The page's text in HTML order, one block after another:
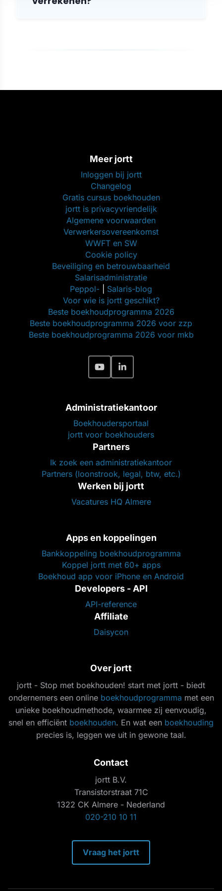
Meer jortt
Inloggen bij jortt
Changelog
Gratis cursus boekhouden
jortt is privacyvriendelijk
Algemene voorwaarden
Verwerkersovereenkomst
WWFT en SW
Cookie policy
Beveiliging en betrouwbaarheid
Salarisadministratie
Peppol-
Salaris-blog
Voor wie is jortt geschikt?
Beste boekhoudprogramma 2026
Beste boekhoudprogramma 2026 voor zzp
Beste boekhoudprogramma 2026 voor mkb
Administratiekantoor
Boekhoudersportaal
jortt voor boekhouders
Partners
Ik zoek een administratiekantoor
Partners (loonstrook, legal, btw, etc.)
Werken bij jortt
Vacatures HQ Almere
Apps en koppelingen
Bankkoppeling boekhoudprogramma
Koppel jortt met 60+ apps
Boekhoud app voor iPhone en Android
Developers - API
API-reference
Affiliate
Daisycon
Over jortt
jortt - Stop met boekhouden! start met jortt - biedt
ondernemers een online boekhoudprogramma met een
unieke boekhoudmethode, waarmee zij eenvoudig,
snel en efficiënt boekhouden. En wat een boekhouding
precies is, leggen we uit in gewone taal.
Contact
jortt B.V.
Transistorstraat 71C
1322 CK Almere - Nederland
020-210 10 11
Vraag het jortt